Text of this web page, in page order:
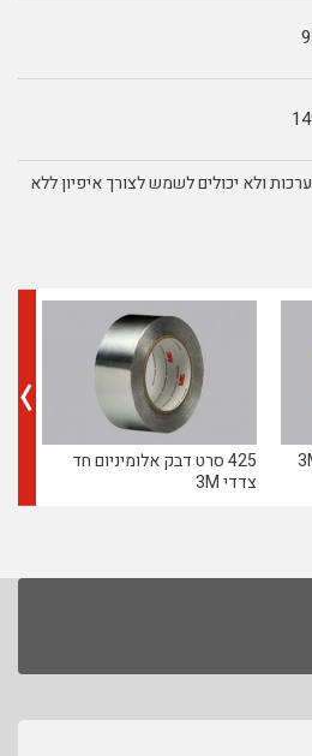
ולא יכולים לשמש לצורך איפיון ללא
425 סרט דבק אלומיניום חד
צדדי 3M